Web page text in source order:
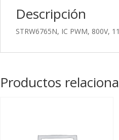
Descripción
STRW6765N, IC PWM, 800V,
Productos